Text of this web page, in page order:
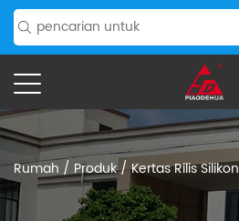
Rumah /Produk/Kertas Rilis Silikon